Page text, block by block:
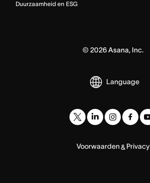
Duurzaamheid en ESG
© 2026Asana, Inc.
Language
Voorwaarden& Privacy